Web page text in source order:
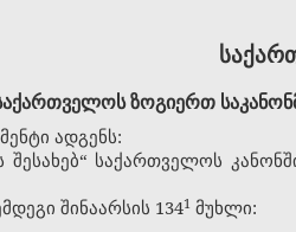
ზოგიერთ
ადგენს:
შესახებ“ საქართველოს
შინაარსის 134​1 მუხლი: